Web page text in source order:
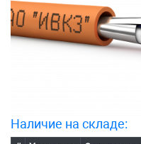
Наличие на складе: